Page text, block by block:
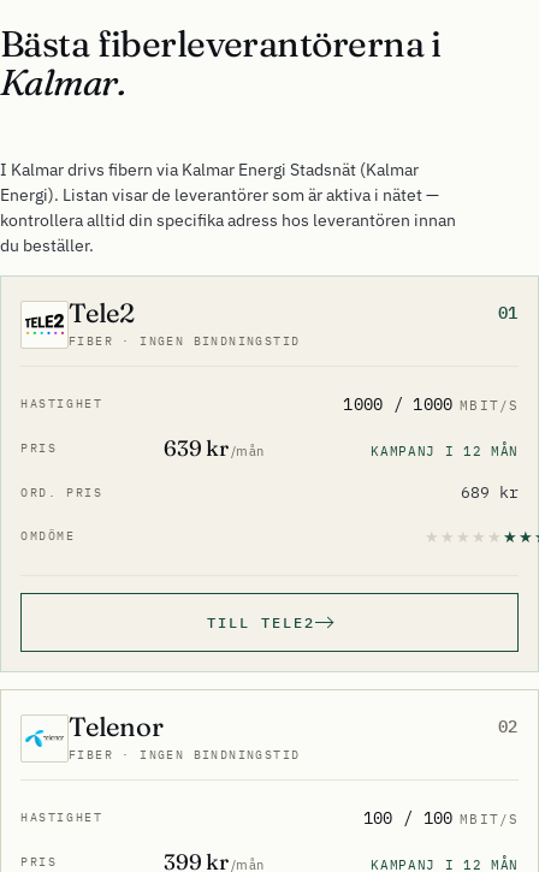
Bästa fiberleverantörerna i
Kalmar.
I Kalmar drivs fibern via Kalmar Energi Stadsnät (Kalmar
Energi). Listan visar de leverantörer som är aktiva i nätet —
kontrollera alltid din specifika adress hos leverantören innan
du beställer.
01
Tele2
FIBER · INGEN BINDNINGSTID
1000 / 1000 MBIT/S
639 kr/mån KAMPANJ I 12 MÅN
689 kr
TILL TELE2
02
Telenor
FIBER · INGEN BINDNINGSTID
100 / 100 MBIT/S
399 kr/mån KAMPANJ I 12 MÅN